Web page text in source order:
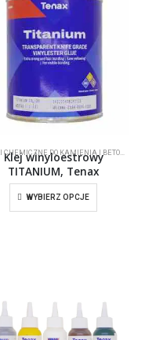
Klej winyloestrowy
TITANIUM, Tenax
WYBIERZ OPCJE